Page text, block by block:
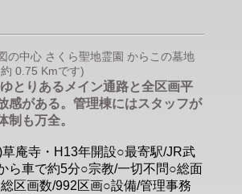
の中心 さくら聖地霊園 からこの墓地
0.75 Kmです)
とりあるメイン通路と全区画平
感がある。管理棟にはスタッフが
制も万全。
庵寺・H13年開設○最寄駅/JR武
ら車で約5分○宗教/一切不問○総面
区画数/992区画○設備/管理事務